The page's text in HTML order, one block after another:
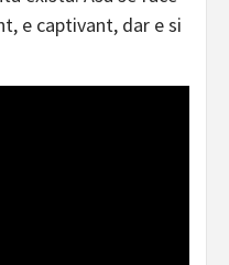
e captivant, dar e si